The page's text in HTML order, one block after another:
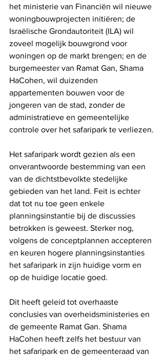
het ministerie van Financiën wil nieuwe
woningbouwprojecten initiëren; de
Israëlische Grondautoriteit (ILA) wil
zoveel mogelijk bouwgrond voor
woningen op de markt brengen; en de
burgemeester van Ramat Gan, Shama
HaCohen, wil duizenden
appartementen bouwen voor de
jongeren van de stad, zonder de
administratieve en gemeentelijke
controle over het safaripark te verliezen.
Het safaripark wordt gezien als een
onverantwoorde bestemming van een
van de dichtstbevolkte stedelijke
gebieden van het land. Feit is echter
dat tot nu toe geen enkele
planningsinstantie bij de discussies
betrokken is geweest. Sterker nog,
volgens de conceptplannen accepteren
en keuren hogere planningsinstanties
het safaripark in zijn huidige vorm en
op de huidige locatie goed.
Dit heeft geleid tot overhaaste
conclusies van overheidsministeries en
de gemeente Ramat Gan. Shama
HaCohen heeft zelfs het bestuur van
het safaripark en de gemeenteraad van